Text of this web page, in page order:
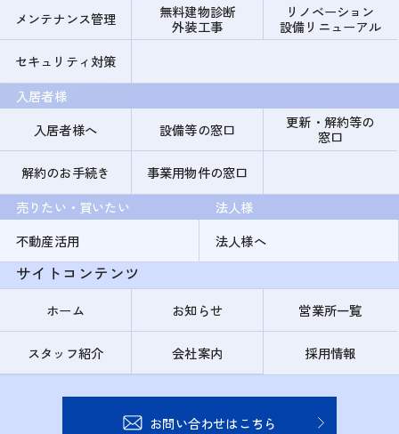
メンテナンス管理
無料建物診断
外装工事
リノベーション
設備リニューアル
セキュリティ対策
入居者様
入居者様へ
設備等の窓口
更新・解約等の
窓口
解約のお手続き
事業用物件の窓口
売りたい・買いたい
不動産活用
法人様
法人様へ
サイトコンテンツ
ホーム お知らせ 営業所一覧
スタッフ紹介 会社案内 採用情報
お問い合わせはこちら